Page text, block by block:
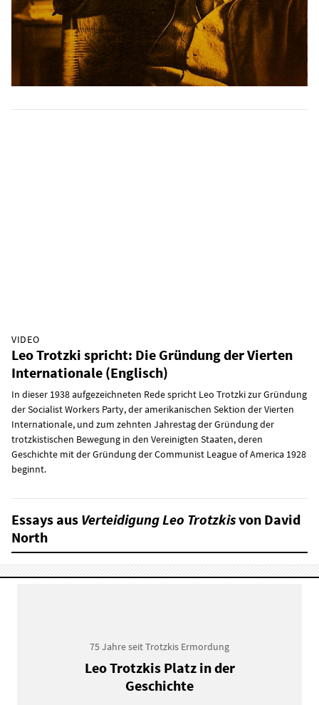
VIDEO
Leo Trotzki spricht: Die Gründung der Vierten
Internationale (Englisch)
In dieser 1938 aufgezeichneten Rede spricht Leo Trotzki zur Gründung
der Socialist Workers Party, der amerikanischen Sektion der Vierten
Internationale, und zum zehnten Jahrestag der Gründung der
trotzkistischen Bewegung in den Vereinigten Staaten, deren
Geschichte mit der Gründung der Communist League of America 1928
beginnt.
Essays aus Verteidigung Leo Trotzkisvon David
North
75 Jahre seit Trotzkis Ermordung
Leo Trotzkis Platz in der
Geschichte